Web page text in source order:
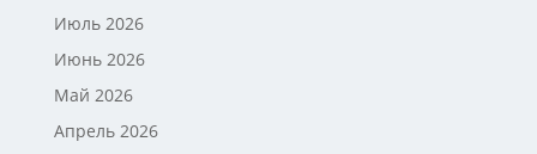
Июль 2026
Июнь 2026
Май 2026
Апрель 2026